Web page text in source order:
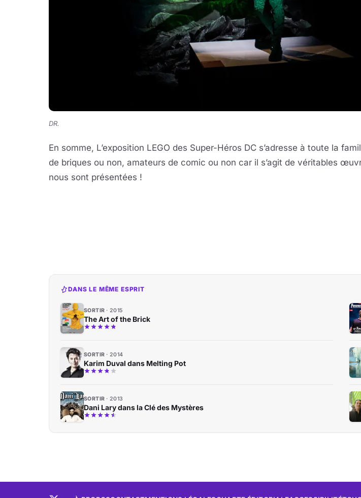
DR.
En somme, L’exposition LEGO des Super-Héros DC s’adresse à toute la
de briques ou non, amateurs de comic ou non car il s’agit de véritables
nous sont présentées !
DANS LE MÊME ESPRIT
SORTIR 2015
The Art of the Brick
SORTIR 2014
Karim Duval dans Melting Pot
SORTIR 2013
Dani Lary dans la Clé des Mystères